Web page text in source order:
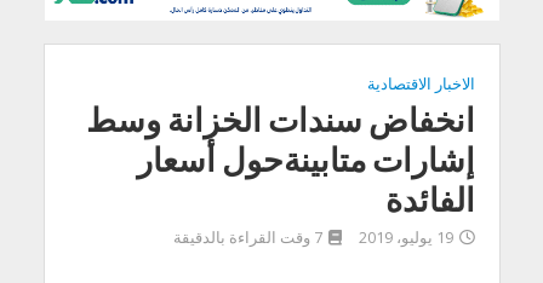
الاخبار الاقتصادية
انخفاض سندات الخزانة وسط
إشارات متابينةحول أسعار
الفائدة
19 يوليو، 2019 7 وقت القراءة بالدقيقة